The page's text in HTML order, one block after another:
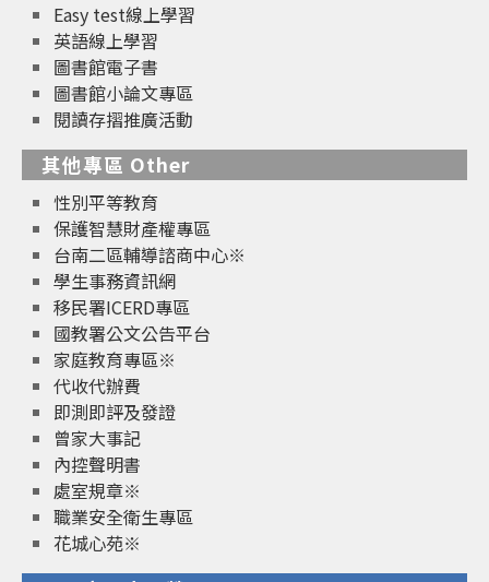
Easy test線上學習
英語線上學習
圖書館電子書
圖書館小論文專區
閱讀存摺推廣活動
其他專區 Other
性別平等教育
保護智慧財產權專區
台南二區輔導諮商中心※
學生事務資訊網
移民署ICERD專區
國教署公文公告平台
家庭教育專區※
代收代辦費
即測即評及發證
曾家大事記
內控聲明書
處室規章※
職業安全衛生專區
花城心苑※